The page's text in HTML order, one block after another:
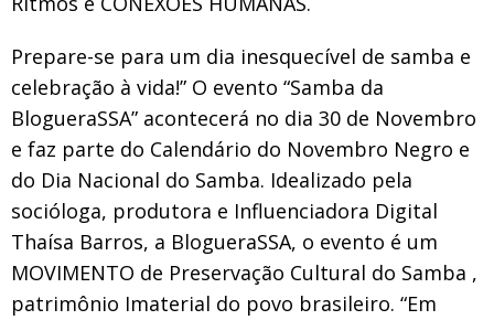
Prepare-se para um dia inesquecível de samba e
celebração à vida!” O evento “Samba da
BlogueraSSA” acontecerá no dia 30 de Novembro
e faz parte do Calendário do Novembro Negro e
do Dia Nacional do Samba. Idealizado pela
socióloga, produtora e Influenciadora Digital
Thaísa Barros, a BlogueraSSA, o evento é um
MOVIMENTO de Preservação Cultural do Samba ,
patrimônio Imaterial do povo brasileiro. “Em